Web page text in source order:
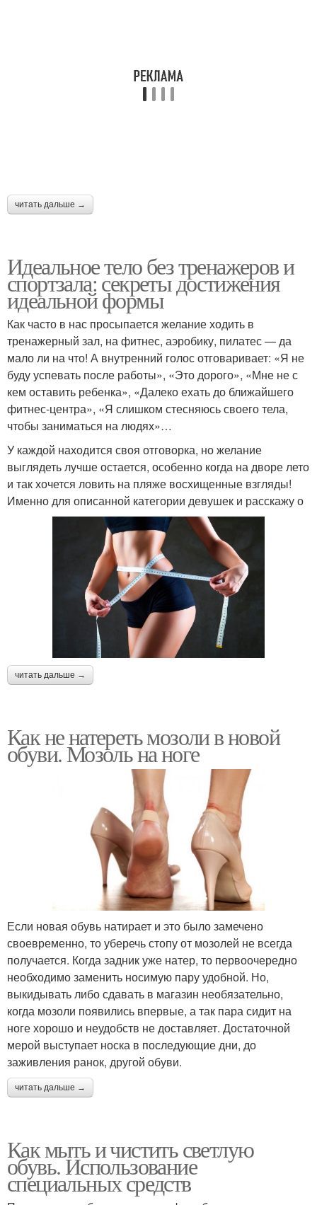
читать дальше →
Идеальное тело без тренажеров и
спортзала: секреты достижения
идеальной формы
Как часто в нас просыпается желание ходить в
тренажерный зал, на фитнес, аэробику, пилатес — да
мало ли на что! А внутренний голос отговаривает: «Я не
буду успевать после работы», «Это дорого», «Мне не с
кем оставить ребенка», «Далеко ехать до ближайшего
фитнес-центра», «Я слишком стесняюсь своего тела,
чтобы заниматься на людях»…
У каждой находится своя отговорка, но желание
выглядеть лучше остается, особенно когда на дворе лето
и так хочется ловить на пляже восхищенные взгляды!
Именно для описанной категории девушек и расскажу о
читать дальше →
Как не натереть мозоли в новой
обуви. Мозоль на ноге
Если новая обувь натирает и это было замечено
своевременно, то уберечь стопу от мозолей не всегда
получается. Когда задник уже натер, то первоочередно
необходимо заменить носимую пару удобной. Но,
выкидывать либо сдавать в магазин необязательно,
когда мозоли появились впервые, а так пара сидит на
ноге хорошо и неудобств не доставляет. Достаточной
мерой выступает носка в последующие дни, до
заживления ранок, другой обуви.
читать дальше →
Как мыть и чистить светлую
обувь. Использование
специальных средств